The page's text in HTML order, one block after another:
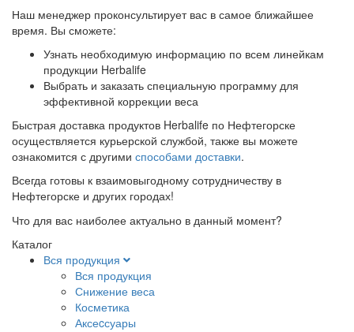
Наш менеджер проконсультирует вас в самое ближайшее
время. Вы сможете:
Узнать необходимую информацию по всем линейкам
продукции Herbalife
Выбрать и заказать специальную программу для
эффективной коррекции веса
Быстрая доставка продуктов Herbalife по Нефтегорске
осуществляется курьерской службой, также вы можете
ознакомится с другими способами доставки.
Всегда готовы к взаимовыгодному сотрудничеству в
Нефтегорске и других городах!
Что для вас наиболее актуально в данный момент?
Каталог
Вся продукция
Вся продукция
Снижение веса
Косметика
Аксеcсуары